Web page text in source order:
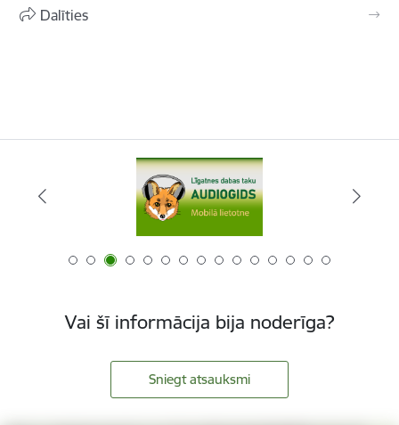
Dalīties
Vai šī informācija bija noderīga?
Sniegt atsauksmi